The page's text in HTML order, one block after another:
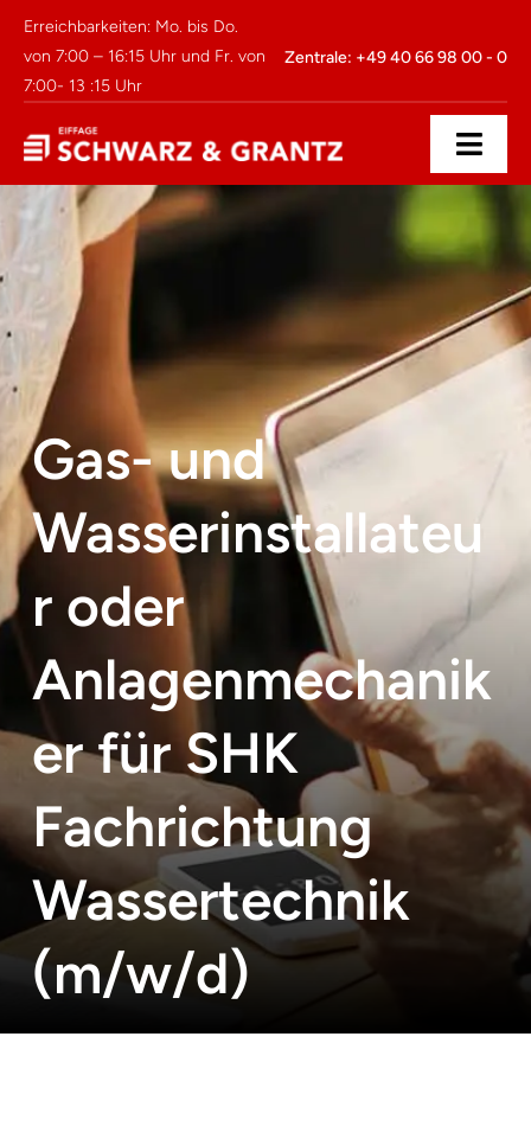
Zum
Inhalt
springen
Erreichbarkeiten: Mo. bis Do.
von 7:00 – 16:15 Uhr und Fr. von
7:00- 13 :15 Uhr
Zentrale: +49 40 66 98 00 - 0
Unternehmen
Leistungsbereiche
Karriere
Downloads
Kontakt
Gas- und
Wasserinstallateu
r oder
Anlagenmechanik
er für SHK
Fachrichtung
Wassertechnik
(m/w/d)